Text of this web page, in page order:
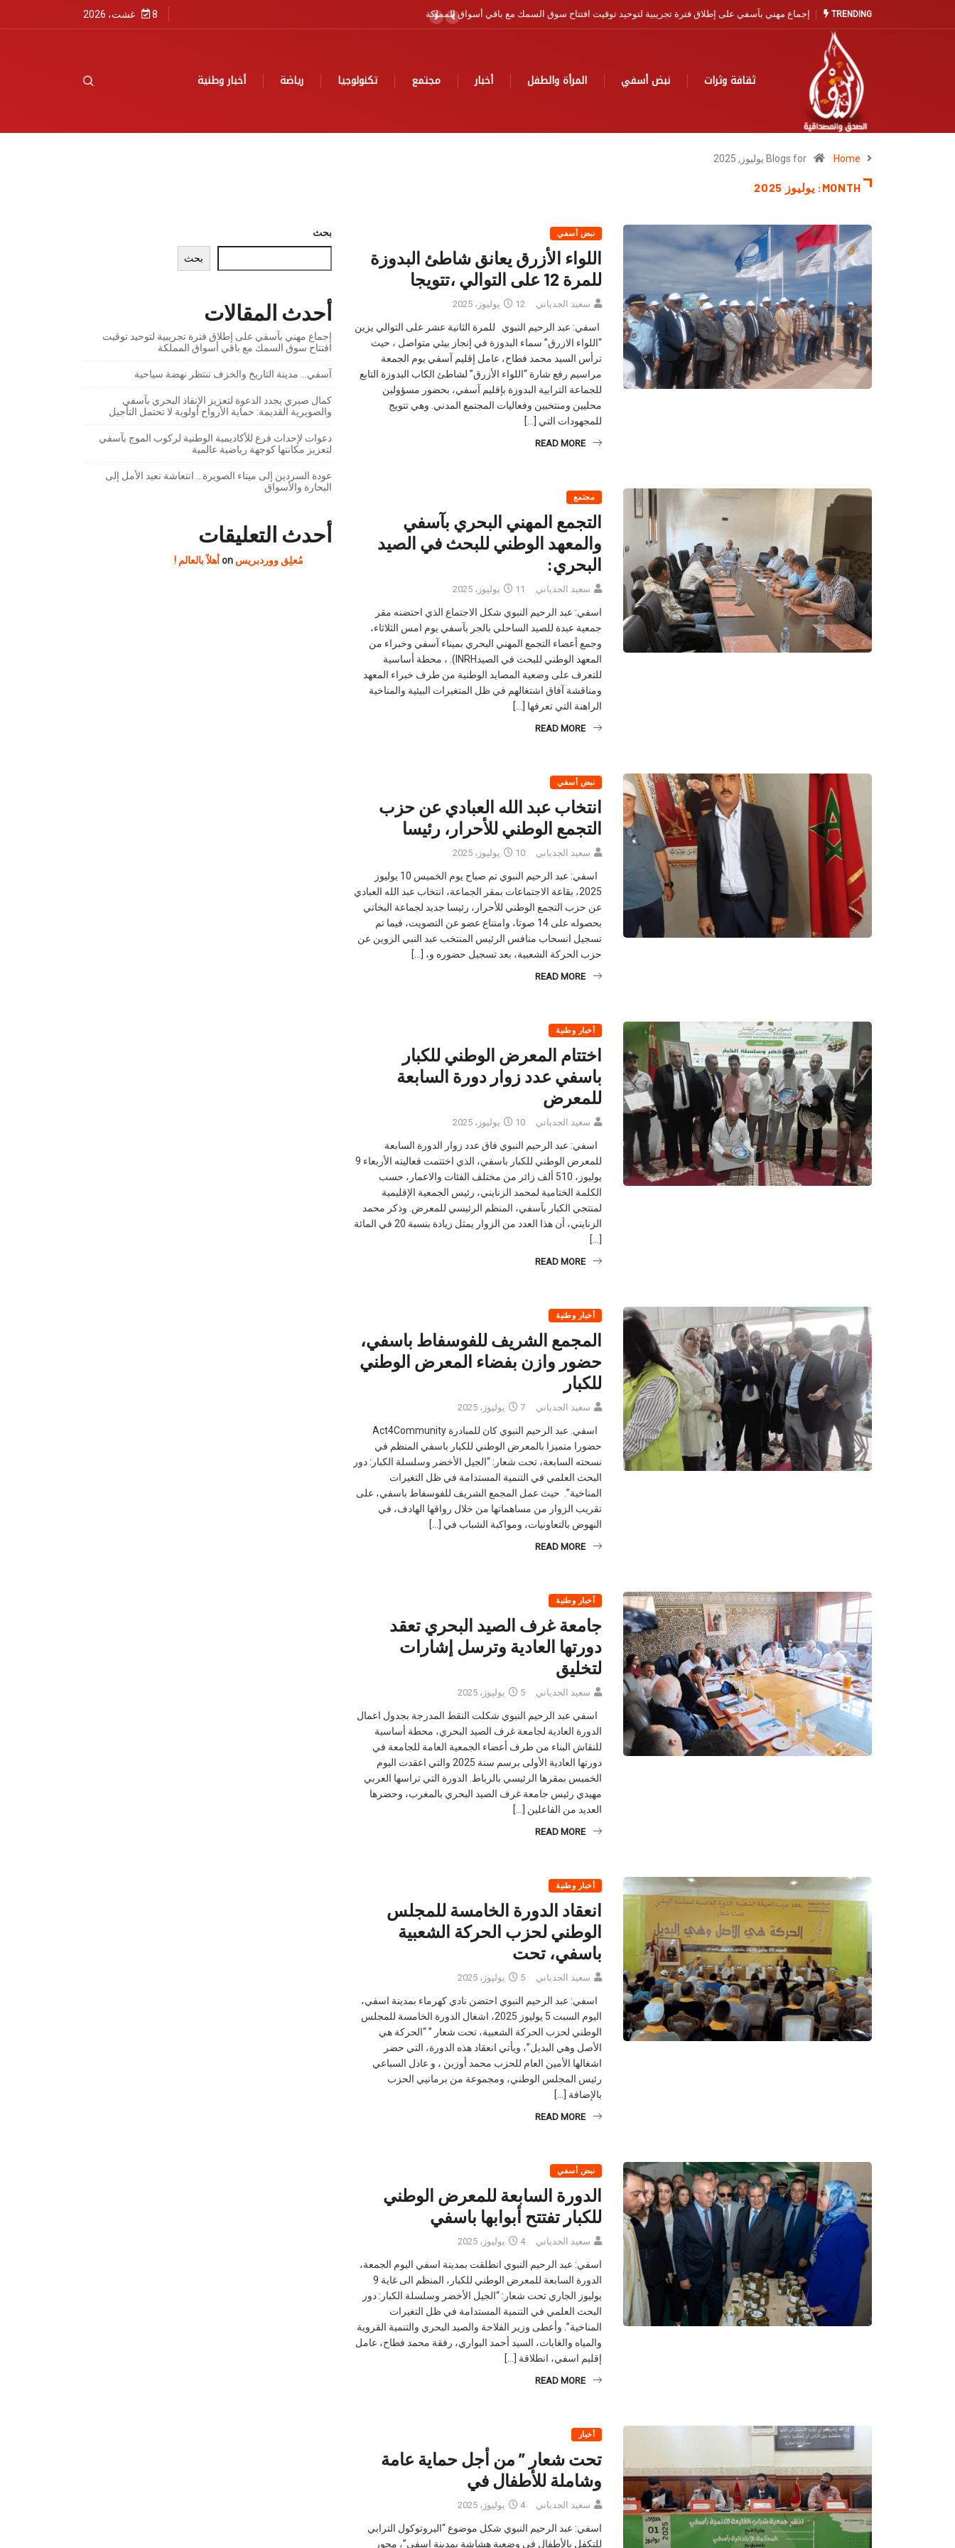
TRENDING آسفي… مدينة التاريخ والخزف تنتظر نهضة سياحية 8 غشت، 2026
ثقافة وثرات نبض أسفي المرأة والطفل أخبار مجتمع تكنولوجيا رياضة أخبار وطنية
Home Blogs for يوليوز, 2025
MONTH: يوليوز 2025
نبض أسفي
اللواء الأزرق يعانق شاطئ البدوزة
للمرة 12 على التوالي ،تتويجا
سعيد الجدياني 12 يوليوز، 2025
اسفي: عبد الرحيم النبوي للمرة الثانية عشر على التوالي يزين
“اللواء الازرق” سماء البدوزة في إنجاز بيئي متواصل ، حيث
ترأس السيد محمد فطاح، عامل إقليم آسفي يوم الجمعة
مراسيم رفع شارة “اللواء الأزرق” لشاطئ الكاب البدوزة التابع
للجماعة الترابية البدوزة بإقليم آسفي، بحضور مسؤولين
محليين ومنتخبين وفعاليات المجتمع المدني. وهي تتويج
للمجهودات التي […]
READ MORE
مجتمع
التجمع المهني البحري بآسفي
والمعهد الوطني للبحث في الصيد
البحري:
سعيد الجدياني 11 يوليوز، 2025
اسفي: عبد الرحيم النبوي شكل الاجتماع الذي احتضنه مقر
جمعية عبدة للصيد الساحلي بالجر بآسفي يوم امس الثلاثاء،
وجمع أعضاء التجمع المهني البحري بميناء آسفي وخبراء من
المعهد الوطني للبحث في الصيدINRH). ، محطة أساسية
للتعرف على وضعية المصايد الوطنية من طرف خبراء المعهد
ومناقشة آفاق اشتغالهم في ظل المتغيرات البيئية والمناخية
الراهنة التي تعرفها […]
READ MORE
نبض أسفي
انتخاب عبد الله العبادي عن حزب
التجمع الوطني للأحرار، رئيسا
سعيد الجدياني 10 يوليوز، 2025
اسفي: عبد الرحيم النبوي تم صباح يوم الخميس 10 يوليوز
2025، بقاعة الاجتماعات بمقر الجماعة، انتخاب عبد الله العبادي
عن حزب التجمع الوطني للأحرار، رئيسا جديد لجماعة البخاتي
بحصوله على 14 صوتا، وامتناع عضو عن التصويت، فيما تم
تسجيل انسحاب منافس الرئيس المنتخب عبد النبي الزوين عن
حزب الحركة الشعبية، بعد تسجيل حضوره و، […]
READ MORE
أخبار وطنية
اختتام المعرض الوطني للكبار
باسفي عدد زوار دورة السابعة
للمعرض
سعيد الجدياني 10 يوليوز، 2025
اسفي: عبد الرحيم النبوي فاق عدد زوار الدورة السابعة
للمعرض الوطني للكبار باسفي، الذي اختتمت فعاليته الأربعاء 9
يوليوز، 510 ألف زائر من مختلف الفئات والاعمار، حسب
الكلمة الختامية لمحمد الزنايني، رئيس الجمعية الإقليمية
لمنتجي الكبار بآسفي، المنظم الرئيسي للمعرض. وذكر محمد
الزنايني، أن هذا العدد من الزوار يمثل زيادة بنسبة 20 في المائة
[…]
READ MORE
أخبار وطنية
المجمع الشريف للفوسفاط باسفي،
حضور وازن بفضاء المعرض الوطني
للكبار
سعيد الجدياني 7 يوليوز، 2025
اسفي. عبد الرحيم النبوي كان للمبادرة Act4Community
حضورا متميزا بالمعرض الوطني للكبار باسفي المنظم في
نسحته السابعة، تحت شعار: “الجيل الأخضر وسلسلة الكبار: دور
البحث العلمي في التنمية المستدامة في ظل التغيرات
المناخية”. حيث عمل المجمع الشريف للفوسفاط باسفي، على
تقريب الزوار من مساهماتها من خلال رواقها الهادف، في
النهوض بالتعاونيات، ومواكبة الشباب في […]
READ MORE
أخبار وطنية
جامعة غرف الصيد البحري تعقد
دورتها العادية وترسل إشارات
لتخليق
سعيد الجدياني 5 يوليوز، 2025
اسفي عبد الرحيم النبوي شكلت النقط المدرجة بجدول اعمال
الدورة العادية لجامعة غرف الصيد البحري، محطة أساسية
للنقاش البناء من طرف أعضاء الجمعية العامة للجامعة في
دورتها العادية الأولى برسم سنة 2025 والتي اعقدت اليوم
الخميس بمقرها الرئيسي بالرباط. الدورة التي تراسها العربي
مهيدي رئيس جامعة غرف الصيد البحري بالمغرب، وحضرها
العديد من الفاعلين […]
READ MORE
أخبار وطنية
انعقاد الدورة الخامسة للمجلس
الوطني لحزب الحركة الشعبية
باسفي، تحت
سعيد الجدياني 5 يوليوز، 2025
اسفي: عبد الرحيم النبوي احتضن نادي كهرماء بمدينة اسفي،
اليوم السبت 5 يوليوز 2025، اشغال الدورة الخامسة للمجلس
الوطني لحزب الحركة الشعبية، تحت شعار ” “الحركة هي
الأصل وهي البديل”، ويأتي انعقاد هذه الدورة، التي حضر
اشغالها الأمين العام للحزب محمد أوزين ، و عادل السباعي
رئيس المجلس الوطني، ومجموعة من برمانيي الحزب
بالإضافة […]
READ MORE
نبض أسفي
الدورة السابعة للمعرض الوطني
للكبار تفتتح أبوابها باسفي
سعيد الجدياني 4 يوليوز، 2025
اسفي: عبد الرحيم النبوي انطلقت بمدينة اسفي اليوم الجمعة،
الدورة السابعة للمعرض الوطني للكبار، المنظم الى غاية 9
يوليوز الجاري تحت شعار: “الجيل الأخضر وسلسلة الكبار: دور
البحث العلمي في التنمية المستدامة في ظل التغيرات
المناخية”. وأعطى وزير الفلاحة والصيد البحري والتنمية القروية
والمياه والغابات، السيد أحمد البواري، رفقة محمد فطاح، عامل
إقليم اسفي، انطلاقة […]
READ MORE
أخبار
تحت شعار ” من أجل حماية عامة
وشاملة للأطفال في
سعيد الجدياني 4 يوليوز، 2025
اسفي: عبد الرحيم النبوي شكل موضوع “البروتوكول الترابي
للتكفل بالأطفال في وضعية هشاشة بمدينة اسفي”، محور
بحث
بحث
أحدث المقالات
إجماع مهني بآسفي على إطلاق فترة تجريبية لتوحيد توقيت
افتتاح سوق السمك مع باقي أسواق المملكة
آسفي… مدينة التاريخ والخزف تنتظر نهضة سياحية
كمال صبري يجدد الدعوة لتعزيز الإنقاذ البحري بآسفي
والصويرية القديمة: حماية الأرواح أولوية لا تحتمل التأجيل
دعوات لإحداث فرع للأكاديمية الوطنية لركوب الموج بآسفي
لتعزيز مكانتها كوجهة رياضية عالمية
عودة السردين إلى ميناء الصويرة… انتعاشة تعيد الأمل إلى
البحارة والأسواق
أحدث التعليقات
مُعلِق ووردبريس أهلاً بالعالم !